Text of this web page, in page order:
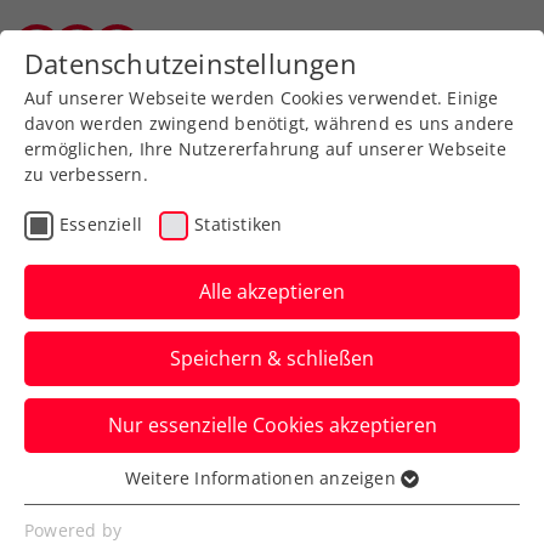
Zurück zur Newsübersicht
ATP
Wimbledon: Erler
schrammt an
Viertelfinalpremiere
vorbei
Österreichs Nummer eins im Doppel
unterliegt im Achtelfinale knapp mit 5:7
im dritten Satz.
Datenschutzeinstellungen
Auf unserer Webseite werden Cookies verwendet. Einige
davon werden zwingend benötigt, während es uns andere
ermöglichen, Ihre Nutzererfahrung auf unserer Webseite
zu verbessern.
Essenziell Statistiken
Alle akzeptieren
Speichern & schließen
Nur essenzielle Cookies akzeptieren
Essenziell
Essenzielle Cookies werden für grundlegende
Weitere Informationen anzeigen
Powered by